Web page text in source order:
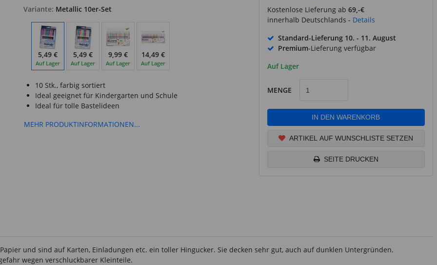
Variante: Metallic 10er-Set
5,49 €
Auf Lager
5,49 €
Auf Lager
9,99 €
Auf Lager
14,49 €
Auf Lager
10 Stk., farbig sortiert
Ideal geeignet für Kindergarten und Schule
Ideal für tolle Bastelideen
MEHR PRODUKTINFORMATIONEN...
Kostenlose Lieferung ab 69,-€
innerhalb Deutschlands - Details
Standard-Lieferung 10. - 11. August
Premium-Lieferung verfügbar
Auf Lager
MENGE
IN DEN WARENKORB
ARTIKEL AUF WUNSCHLISTE SETZEN
SEITE DRUCKEN
und sind auf Karten, Einladungen etc. ein toller Hingucker. Sie decken sehr gut, auch auf dunklen Untergründen.
wegen verschluckbarer Kleinteile.